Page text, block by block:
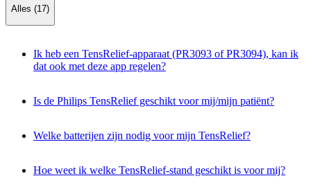
Alles (17)
Ik heb een TensRelief-apparaat (PR3093 of PR3094), kan ik
dat ook met deze app regelen?
Is de Philips TensRelief geschikt voor mij/mijn patiënt?
Welke batterijen zijn nodig voor mijn TensRelief?
Hoe weet ik welke TensRelief-stand geschikt is voor mij?